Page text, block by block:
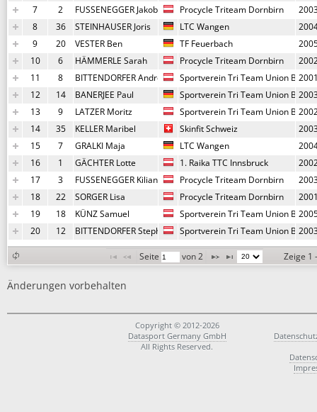
7
2 FUSSENEGGER Jakob Procycle Triteam Dornbirn
8
36 STEINHAUSER Joris LTC Wangen
9
20 VESTER Ben TF Feuerbach
10
6 HÄMMERLE Sarah Procycle Triteam Dornbirn
11
8 BITTENDORFER Andreas Sportverein Tri Team Union
12
14 BANERJEE Paul Sportverein Tri Team Union
13
9 LATZER Moritz Sportverein Tri Team Union
14
35 KELLER Maribel Skinfit Schweiz
15
7 GRALKI Maja LTC Wangen
16
1 GÄCHTER Lotte 1. Raika TTC Innsbruck
17
3 FUSSENEGGER Kilian Procycle Triteam Dornbirn
18
22 SORGER Lisa Procycle Triteam Dornbirn
19
18 KÜNZ Samuel Sportverein Tri Team Union
20
12 BITTENDORFER Stephan Sportverein Tri Team Union
Seite von 2 Zeige 1
Änderungen vorbehalten
Copyright © 2012-2026
Datasport Germany GmbH
All Rights Reserved.